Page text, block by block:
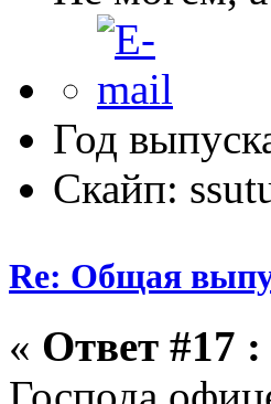
Год
Скайп:
Re: Общая
« Ответ #17 :